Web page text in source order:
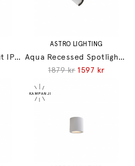
Cool Downlight Låg Vit IP23
ASTRO LIGHTING
Aqua Recessed Spotlight Matt White IP44
1879 kr 1597 kr